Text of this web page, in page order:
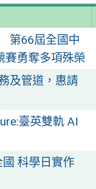
第66屆全國中
賽勇奪多項殊榮
及管道，惠請
臺英雙軌 AI
科學日實作